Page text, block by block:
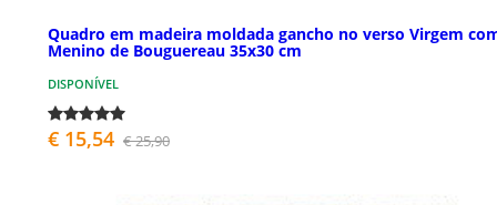
Quadro em madeira moldada gancho no verso Virgem
Menino de Bouguereau 35x30 cm
DISPONÍVEL
€ 15,54 € 25,90